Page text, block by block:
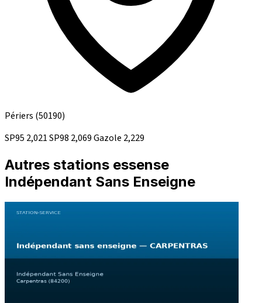
Périers (50190)
SP95 2,021SP98 2,069Gazole 2,229
Autres stations essense
Indépendant Sans Enseigne